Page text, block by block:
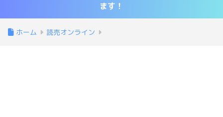
ます！
ホーム 読売オンライン